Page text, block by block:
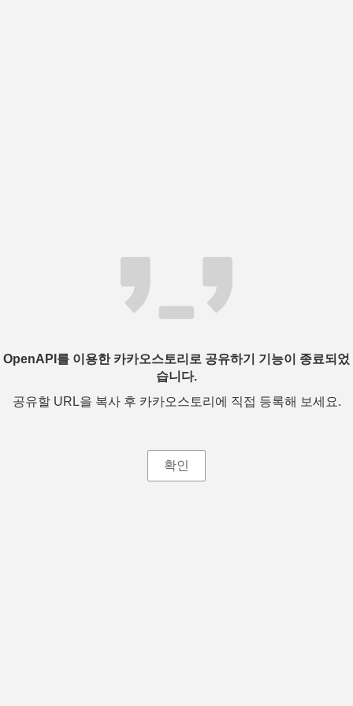
OpenAPI를 이용한 카카오스토리로 공유하기 기능이 종료되었
습니다.
공유할 URL을 복사 후 카카오스토리에 직접 등록해 보세요.
확인